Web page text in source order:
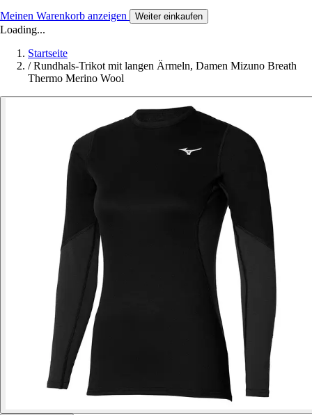
Meinen Warenkorb anzeigen Weiter einkaufen
Loading...
Startseite
/ Rundhals-Trikot mit langen Ärmeln, Damen Mizuno Breath
Thermo Merino Wool